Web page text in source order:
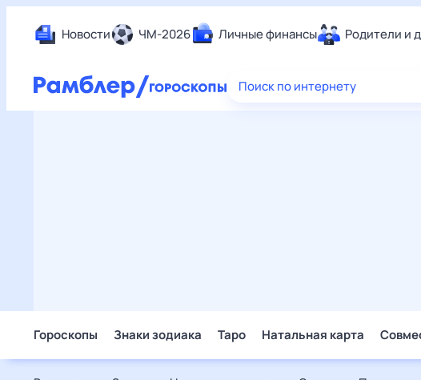
Новости ЧМ-2026 Личные финансы Родители и
Еда
Поиск по интернету
Гороскопы Знаки зодиака Таро Натальная карта